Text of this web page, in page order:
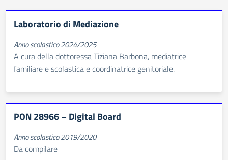
Laboratorio di Mediazione
Anno scolastico 2024/2025
A cura della dottoressa Tiziana Barbona, mediatrice
familiare e scolastica e coordinatrice genitoriale.
PON 28966 – Digital Board
Anno scolastico 2019/2020
Da compilare